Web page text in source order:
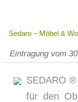
Sedaro – Möbel &
Eintragung vom
SEDARO
für den